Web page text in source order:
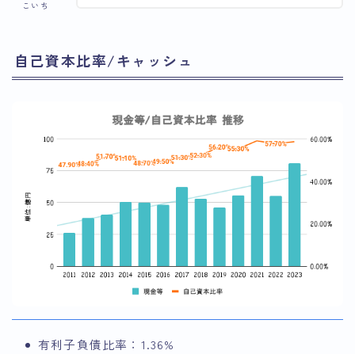
こいち
自己資本比率/キャッシュ
有利子負債比率：1.36%